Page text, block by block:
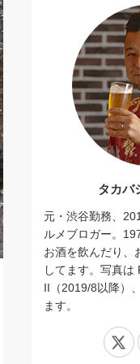
タカバ
元・渋谷勤務、
ルメブロガー。
お酒を飲んだり、
してます。写真
II（2019/8以降）
ます。
X